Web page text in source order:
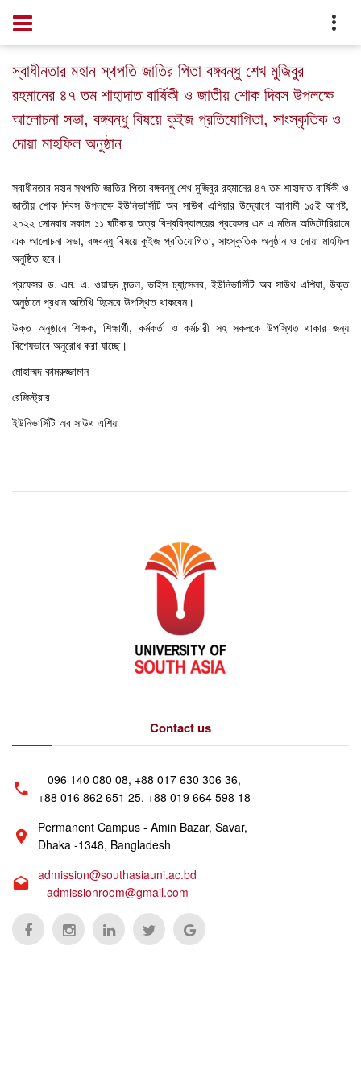
স্বাধীনতার মহান স্থপতি জাতির পিতা বঙ্গবন্ধু শেখ মুজিবুর
রহমানের ৪৭ তম শাহাদাত বার্ষিকী ও জাতীয় শোক দিবস উপলক্ষে
আলোচনা সভা, বঙ্গবন্ধু বিষয়ে কুইজ প্রতিযোগিতা, সাংস্কৃতিক ও
দোয়া মাহফিল অনুষ্ঠান
স্বাধীনতার মহান স্থপতি জাতির পিতা বঙ্গবন্ধু শেখ মুজিবুর রহমানের ৪৭ তম শাহাদাত বার্ষিকী ও
জাতীয় শোক দিবস উপলক্ষে ইউনিভার্সিটি অব সাউথ এশিয়ার উদ্যোগে আগামী ১৫ই আগষ্ট,
২০২২ সোমবার সকাল ১১ ঘটিকায় অত্র বিশ্ববিদ্যালয়ের প্রফেসর এম এ মতিন অডিটোরিয়ামে
এক আলোচনা সভা, বঙ্গবন্ধু বিষয়ে কুইজ প্রতিযোগিতা, সাংস্কৃতিক অনুষ্ঠান ও দোয়া মাহফিল
অনুষ্ঠিত হবে।
প্রফেসর ড. এম. এ. ওয়াদুদ মন্ডল, ভাইস চ্যান্সেলর, ইউনিভার্সিটি অব সাউথ এশিয়া, উক্ত
অনুষ্ঠানে প্রধান অতিথি হিসেবে উপস্থিত থাকবেন।
উক্ত অনুষ্ঠানে শিক্ষক, শিক্ষার্থী, কর্মকর্তা ও কর্মচারী সহ সকলকে উপস্থিত থাকার জন্য
বিশেষভাবে অনুরোধ করা যাচ্ছে।
মোহাম্মদ কামরুজ্জামান
রেজিস্ট্রার
ইউনিভার্সিটি অব সাউথ এশিয়া
Contact us
096 140 080 08, +88 017 630 306 36,
+88 016 862 651 25, +88 019 664 598 18
Permanent Campus - Amin Bazar, Savar,
Dhaka -1348, Bangladesh
admission@southasiauni.ac.bd
admissionroom@gmail.com